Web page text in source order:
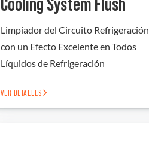
Cooling System Flush
Limpiador del Circuito Refrigeración
con un Efecto Excelente en Todos
Líquidos de Refrigeración
VER DETALLES